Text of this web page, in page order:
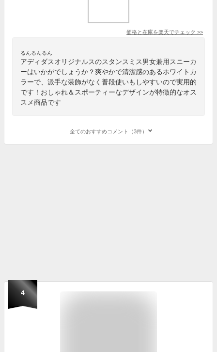
価格と在庫を楽天でチェック >>
るんるんるん
アディダスオリジナルスのスタンスミス男女兼用スニーカ
ーはいかがでしょうか？爽やかで清潔感のあるホワイトカ
ラーで、派手な装飾がなく普段使いもしやすいので実用的
です！おしゃれ＆スポーティーなデザインが特徴的なオス
スメ商品です
全てのおすすめコメント（3件）
4